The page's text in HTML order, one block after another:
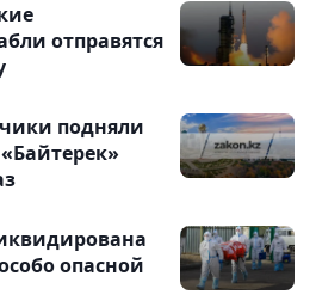
отправятся
подняли
опасной